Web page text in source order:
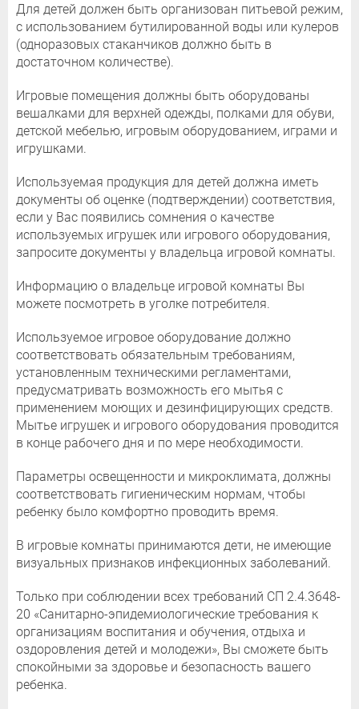
Для детей должен быть организован питьевой режим,
с использованием бутилированной воды или кулеров
(одноразовых стаканчиков должно быть в
достаточном количестве).
Игровые помещения должны быть оборудованы
вешалками для верхней одежды, полками для обуви,
детской мебелью, игровым оборудованием, играми и
игрушками.
Используемая продукция для детей должна иметь
документы об оценке (подтверждении) соответствия,
если у Вас появились сомнения о качестве
используемых игрушек или игрового оборудования,
запросите документы у владельца игровой комнаты.
Информацию о владельце игровой комнаты Вы
можете посмотреть в уголке потребителя.
Используемое игровое оборудование должно
соответствовать обязательным требованиям,
установленным техническими регламентами,
предусматривать возможность его мытья с
применением моющих и дезинфицирующих средств.
Мытье игрушек и игрового оборудования проводится
в конце рабочего дня и по мере необходимости.
Параметры освещенности и микроклимата, должны
соответствовать гигиеническим нормам, чтобы
ребенку было комфортно проводить время.
В игровые комнаты принимаются дети, не имеющие
визуальных признаков инфекционных заболеваний.
Только при соблюдении всех требований СП 2.4.3648-
20 «Санитарно-эпидемиологические требования к
организациям воспитания и обучения, отдыха и
оздоровления детей и молодежи», Вы сможете быть
спокойными за здоровье и безопасность вашего
ребенка.